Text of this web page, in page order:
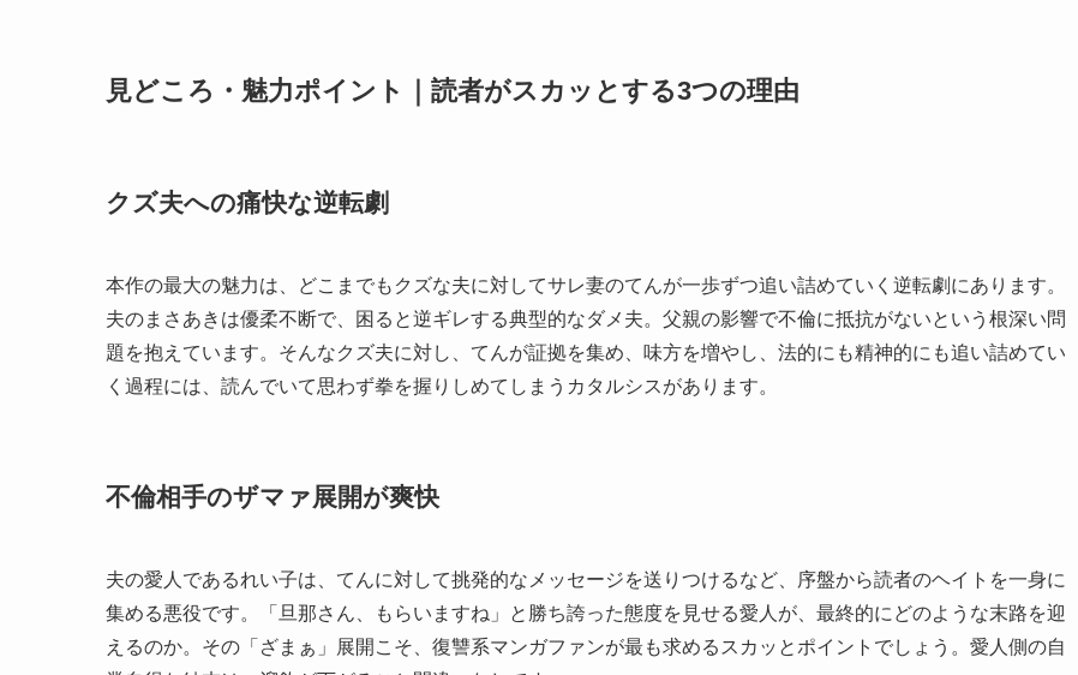
見どころ・魅力ポイント｜読者がスカッとする3つの理由
クズ夫への痛快な逆転劇
本作の最大の魅力は、どこまでもクズな夫に対してサレ妻のてんが一歩ずつ追い詰めていく逆転劇にあります。
夫のまさあきは優柔不断で、困ると逆ギレする典型的なダメ夫。父親の影響で不倫に抵抗がないという根深い問
題を抱えています。そんなクズ夫に対し、てんが証拠を集め、味方を増やし、法的にも精神的にも追い詰めてい
く過程には、読んでいて思わず拳を握りしめてしまうカタルシスがあります。
不倫相手のザマァ展開が爽快
夫の愛人であるれい子は、てんに対して挑発的なメッセージを送りつけるなど、序盤から読者のヘイトを一身に
集める悪役です。「旦那さん、もらいますね」と勝ち誇った態度を見せる愛人が、最終的にどのような末路を迎
えるのか。その「ざまぁ」展開こそ、復讐系マンガファンが最も求めるスカッとポイントでしょう。愛人側の自